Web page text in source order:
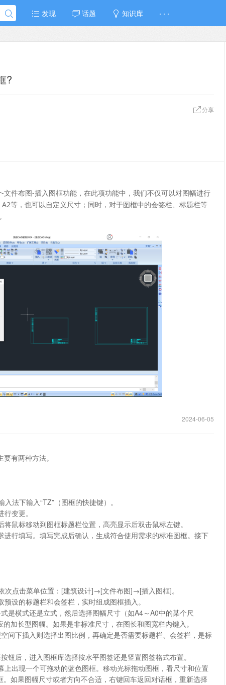
发现 话题 知识库 · · ·
?
分享
文件布图-插入图框功能，在此项功能中，我们不仅可以对图幅进行
等，也可以自定义尺寸；同时，对于图框中的会签栏、标题栏等
2024-06-05
有两种方法。
法下输入“TZ”（图框的快捷键）。
变更。
鼠标移动到图框标题栏位置，高亮显示后双击鼠标左键。
进行填写。填写完成后确认，生成符合使用需求的标准图框。接下
次点击菜单位置：[建筑设计]→[文件布图]→[插入图框]。
设的标题栏和会签栏，实时组成图框插入。
是横式还是立式，然后选择图幅尺寸（如A4～A0中的某个尺
加长型图幅。如果是非标准尺寸，在图长和图宽栏内键入。
间下插入则选择出图比例，再确定是否需要标题栏、会签栏，是标
钮后，进入图框库选择按水平图签还是竖置图签格式布置。
出现一个可拖动的蓝色图框。移动光标拖动图框，看尺寸和位置
如果图幅尺寸或者方向不合适，右键回车返回对话框，重新选择